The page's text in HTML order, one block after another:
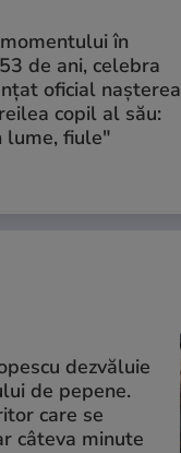
în
de ani, celebra
oficial nașterea
copil al său:
lume, fiule"
dezvăluie
de pepene.
care se
câteva minute